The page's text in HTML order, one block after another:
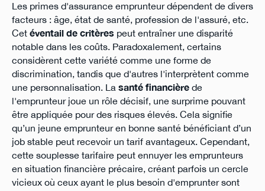
Les primes d'assurance emprunteur dépendent de divers
facteurs : âge, état de santé, profession de l'assuré, etc.
Cet éventail de critères peut entraîner une disparité
notable dans les coûts. Paradoxalement, certains
considèrent cette variété comme une forme de
discrimination, tandis que d'autres l'interprètent comme
une personnalisation. La santé financièrede
l'emprunteur joue un rôle décisif, une surprime pouvant
être appliquée pour des risques élevés. Cela signifie
qu’un jeune emprunteur en bonne santé bénéficiant d’un
job stable peut recevoir un tarif avantageux. Cependant,
cette souplesse tarifaire peut ennuyer les emprunteurs
en situation financière précaire, créant parfois un cercle
vicieux où ceux ayant le plus besoin d'emprunter sont